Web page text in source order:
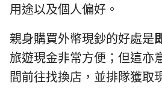
用途以及個人偏好。
親身購買外幣現鈔的好處是
旅遊現金非常方便；但這亦
間前往找換店，並排隊獲取